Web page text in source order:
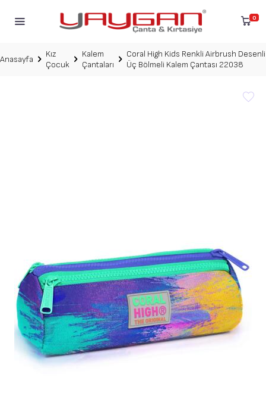
0
Anasayfa
Kız
Çocuk
Kalem
Çantaları
Coral High Kids Renkli Airbrush Desenli
Üç Bölmeli Kalem Çantası 22038